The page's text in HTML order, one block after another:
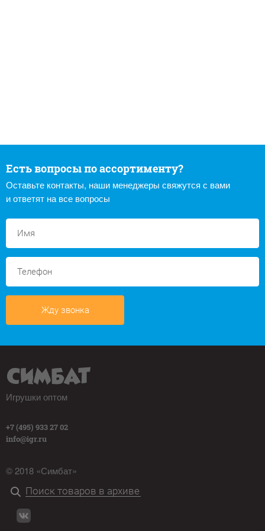
Есть вопросы по ассортименту?
Оставьте контакты, наши менеджеры свяжутся с вами
и ответят на все вопросы
Жду звонка
Игрушки оптом
+7 (495) 933 27 02
info@igr.ru
© 2018 «Симбат»